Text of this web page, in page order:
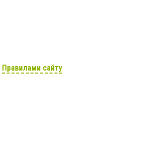
Правилами сайту